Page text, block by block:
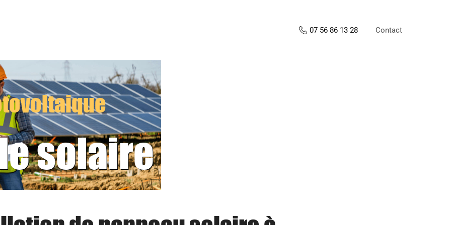
07 56 86 13 28 Contact
solaire